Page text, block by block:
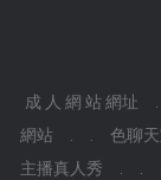
成 人 網 站 網址
網站
色聊
主播真人秀